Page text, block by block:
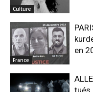
Culture
France
en
tués